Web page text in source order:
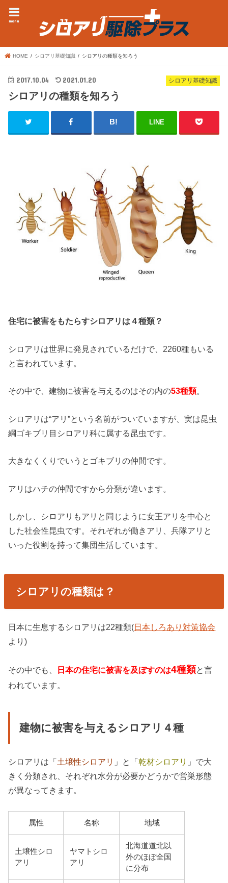
menu
HOME シロアリ基礎知識 シロアリの種類を知ろう
シロアリ基礎知識
2017.10.04 2021.01.20
シロアリの種類を知ろう
LINE
住宅に被害をもたらすシロアリは４種類？
シロアリは世界に発見されているだけで、2260種もいる
と言われています。
その中で、建物に被害を与えるのはその内の53種類。
シロアリは“アリ”という名前がついていますが、実は昆虫
綱ゴキブリ目シロアリ科に属する昆虫です。
大きなくくりでいうとゴキブリの仲間です。
アリはハチの仲間ですから分類が違います。
しかし、シロアリもアリと同じように女王アリを中心と
した社会性昆虫です。それぞれが働きアリ、兵隊アリと
いった役割を持って集団生活しています。
シロアリの種類は？
日本に生息するシロアリは22種類(日本しろあり対策協会
より)
その中でも、 日本の住宅に被害を及ぼすのは4種類と言
われています。
建物に被害を与えるシロアリ４種
シロアリは「土壌性シロアリ 」と「乾材シロアリ 」で大
きく分類され、それぞれ水分が必要かどうかで営巣形態
が異なってきます。
属性 名称 地域
土壌性シロ
アリ
ヤマトシロ
アリ
北海道道北以
外のほぼ全国
に分布